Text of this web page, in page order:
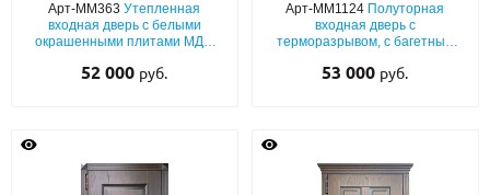
Арт-ММ363Утепленная
входная дверь с белыми
окрашенными плитами МДФ
52 000 руб.
Арт-ММ1124 Полуторная
входная дверь с
терморазрывом, с багетным
53 000 руб.